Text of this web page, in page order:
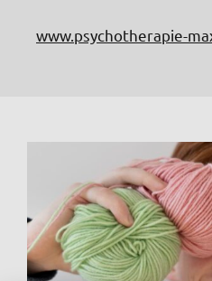
www.psychotherapie-